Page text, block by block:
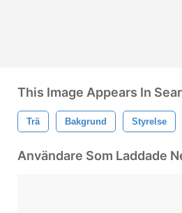
This Image Appears In
Trä Bakgrund Styrelse
Användare Som Laddade